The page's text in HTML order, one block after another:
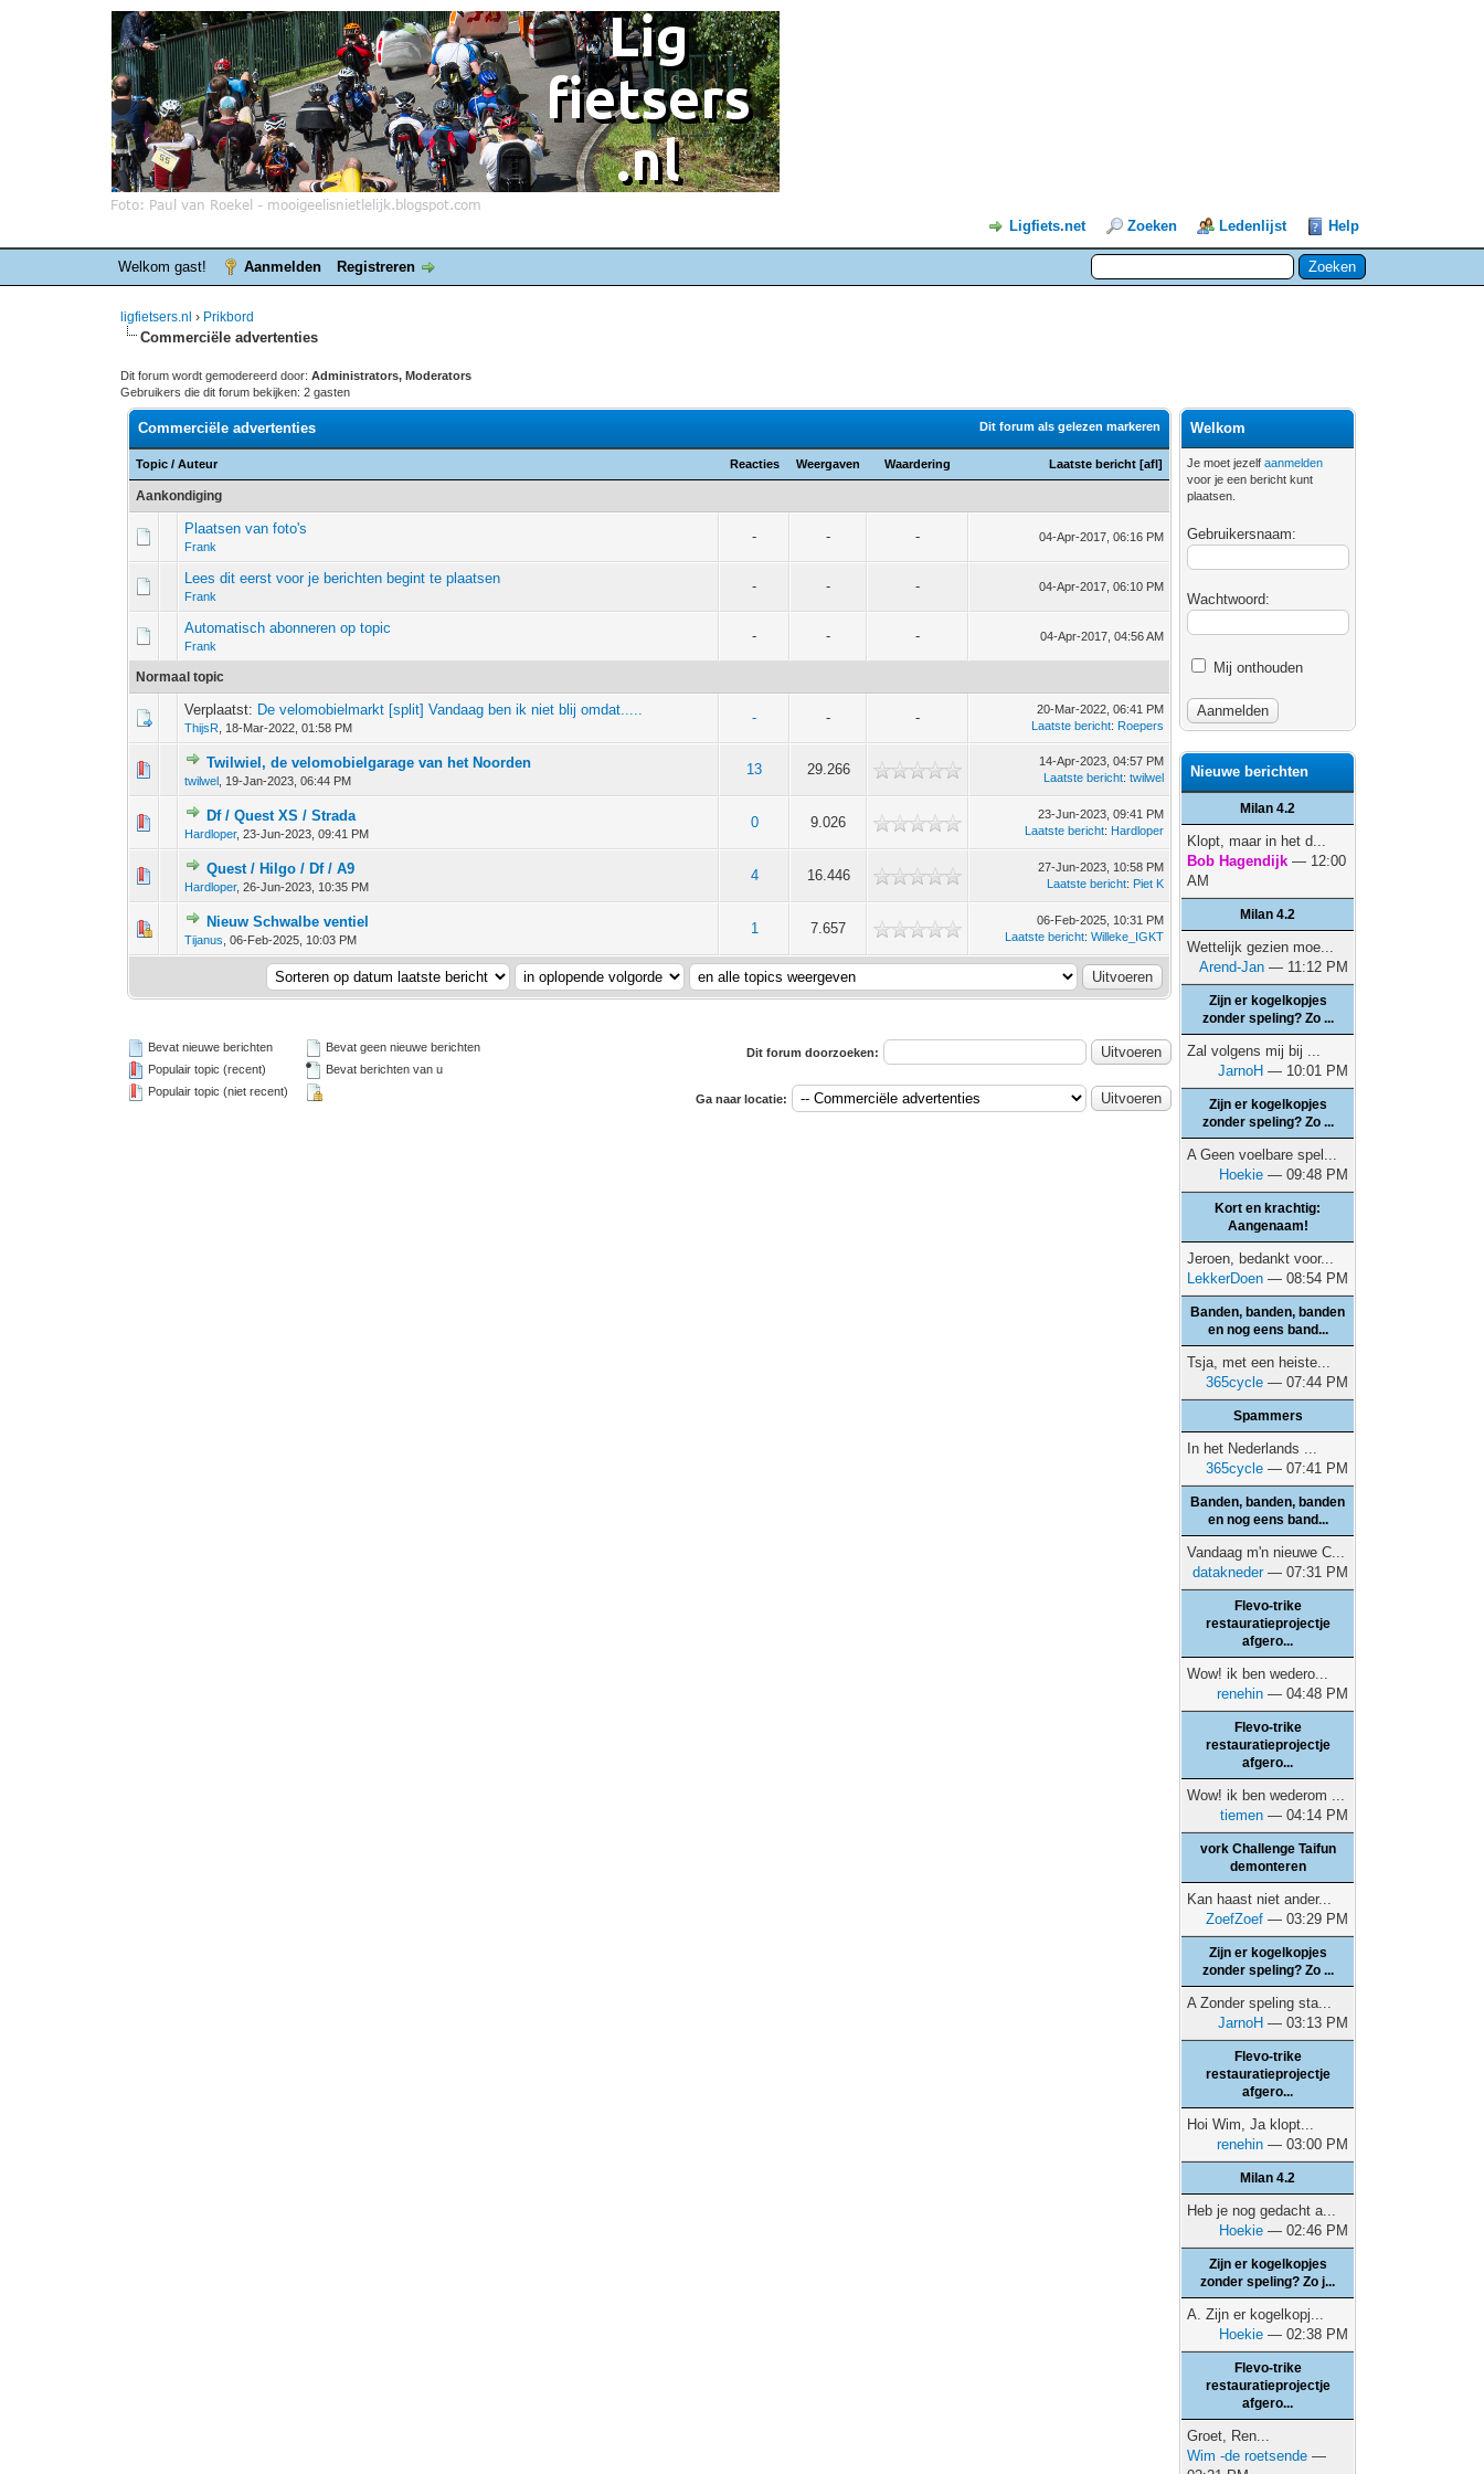
Ligfiets.net Zoeken Ledenlijst Help
Welkom gast! Aanmelden Registreren
ligfietsers.nl › Prikbord
Commerciële advertenties
Dit forum wordt gemodereerd door:Administrators, Moderators
Gebruikers die dit forum bekijken: 2 gasten
Dit forum als gelezen markeren
Commerciële advertenties
Topic /Auteur Reacties Weergaven Waardering Laatste bericht [afl]
Aankondiging
Plaatsen van foto's
Frank
- - - 04-Apr-2017, 06:16 PM
Lees dit eerst voor je berichten begint te plaatsen
Frank
- - - 04-Apr-2017, 06:10 PM
Automatisch abonneren op topic
Frank
- - - 04-Apr-2017, 04:56 AM
Normaal topic
Verplaatst: De velomobielmarkt [split] Vandaag ben ik niet blij omdat.....
ThijsR 18-Mar-2022, 01:58 PM
- - -
20-Mar-2022, 06:41 PM
Laatste bericht: Roepers
Twilwiel, de velomobielgarage van het Noorden
twilwel 19-Jan-2023, 06:44 PM
13 29.266
0 stem - 0 van 5 gemiddeld
12345
14-Apr-2023, 04:57 PM
Laatste bericht:twilwel
Df / Quest XS / Strada
Hardloper,23-Jun-2023, 09:41 PM
0 9.026
0 stem - 0 van 5 gemiddeld
1234
23-Jun-2023, 09:41 PM
Laatste bericht: Hardloper
Quest / Hilgo / Df / A9
Hardloper,26-Jun-2023, 10:35 PM
4 16.446
0 stem - 0 van 5 gemiddeld
1 234
27-Jun-2023, 10:58 PM
Laatste bericht: Piet K
Nieuw Schwalbe ventiel
Tijanus ,06-Feb-2025, 10:03 PM
1 7.657
0 stem - 0 van 5 gemiddeld
12345
06-Feb-2025, 10:31 PM
Laatste bericht:Willeke_IGKT
Bevat nieuwe berichten
Populair topic (recent)
Populair topic (niet recent)
Bevat geen nieuwe berichten
Bevat berichten van u
Dit forum doorzoeken:
Ga naar locatie:
Welkom
Je moet jezelfaanmelden
voor je een bericht kunt
plaatsen.
Gebruikersnaam:
Wachtwoord:
Mij onthouden
Nieuwe berichten
Milan 4.2
Klopt, maar in het d...
Bob Hagendijk — 12:00
AM
Milan 4.2
Wettelijk gezien moe...
Arend-Jan — 11:12 PM
Zijn er kogelkopjes
zonder speling? Zo ...
Zal volgens mij bij ...
JarnoH — 10:01 PM
Zijn er kogelkopjes
zonder speling? Zo ...
A Geen voelbare spel...
Hoekie — 09:48 PM
Kort en krachtig:
Aangenaam!
Jeroen, bedankt voor...
LekkerDoen — 08:54 PM
Banden, banden, banden
en nog eens band...
Tsja, met een heiste...
365cycle — 07:44 PM
Spammers
In het Nederlands ...
365cycle — 07:41 PM
Banden, banden, banden
en nog eens band...
Vandaag m'n nieuwe C...
datakneder— 07:31 PM
Flevo-trike
restauratieprojectje
afgero...
Wow! ik ben wedero...
renehin — 04:48 PM
Flevo-trike
restauratieprojectje
afgero...
Wow! ik ben wederom ...
tiemen — 04:14 PM
vork Challenge Taifun
demonteren
Kan haast niet ander...
ZoefZoef — 03:29 PM
Zijn er kogelkopjes
zonder speling? Zo ...
A Zonder speling sta...
JarnoH — 03:13 PM
Flevo-trike
restauratieprojectje
afgero...
Hoi Wim, Ja klopt...
renehin — 03:00 PM
Milan 4.2
Heb je nog gedacht a...
Hoekie — 02:46 PM
Zijn er kogelkopjes
zonder speling? Zo j...
A. Zijn er kogelkopj...
Hoekie — 02:38 PM
Flevo-trike
restauratieprojectje
afgero...
Groet, Ren...
Wim -de roetsende —